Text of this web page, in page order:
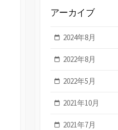
アーカイブ
2024年8月
2022年8月
2022年5月
2021年10月
2021年7月